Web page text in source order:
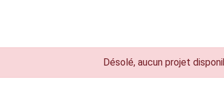
Désolé, aucun projet